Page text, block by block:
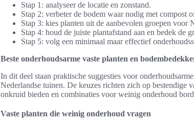
Stap 1: analyseer de locatie en zonstand.
Stap 2: verbeter de bodem waar nodig met compost
Stap 3: kies planten uit de aanbevolen groepen voor
Stap 4: houd de juiste plantafstand aan en bedek de
Stap 5: volg een minimaal maar effectief
Beste onderhoudsarme vaste planten en
In dit deel staan praktische suggesties voor
Nederlandse tuinen. De keuzes richten zich op bestendige
onkruid bieden en combinaties voor weinig onderhoud
Vaste planten die weinig onderhoud vragen